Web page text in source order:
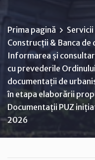
Prima pagină
Servicii
Construcții & Banca de
Informarea și
cu prevederile
documentații de
în etapa elaborării
Documentații PUZ
2026